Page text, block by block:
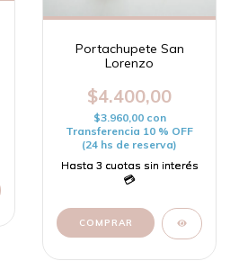
Portachupete San
Lorenzo
$4.400,00
$3.960,00 con
Transferencia 10 % OFF
(24 hs de reserva)